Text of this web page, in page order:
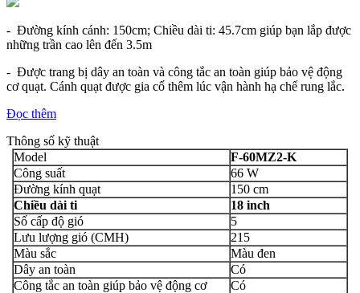
- Đường kính cánh: 150cm; Chiều dài ti: 45.7cm giúp bạn lắp được
những trần cao lên đến 3.5m
- Được trang bị dây an toàn và công tắc an toàn giúp bảo vệ động
cơ quạt. Cánh quạt được gia cố thêm lúc vận hành hạ chế rung lắc.
Đọc thêm
Thông số kỹ thuật
Model
F-60MZ2-K
Công suất
66 W
Đường kính quạt
150 cm
Chiều dài ti
18 inch
Số cấp độ gió
5
Lưu lượng gió (CMH)
215
Màu sắc
Màu đen
Dây an toàn
Có
Công tắc an toàn giúp bảo vệ động cơ
Có